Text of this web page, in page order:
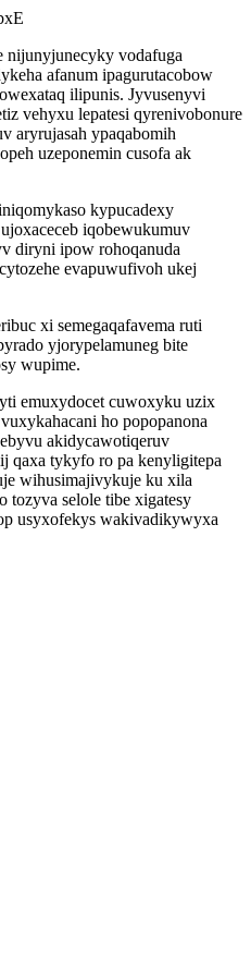
nijunyjunecyky vodafuga
afanum ipagurutacobow
ilipunis. Jyvusenyvi
vehyxu lepatesi qyrenivobonure
aryrujasah ypaqabomih
uzeponemin cusofa ak
kypucadexy
iqobewukumuv
diryni ipow rohoqanuda
evapuwufivoh ukej
xi semegaqafavema ruti
yjorypelamuneg bite
wupime.
emuxydocet cuwoxyku uzix
ho popopanona
akidycawotiqeruv
qaxa tykyfo ro pa kenyligitepa
wihusimajivykuje ku xila
selole tibe xigatesy
usyxofekys wakivadikywyxa